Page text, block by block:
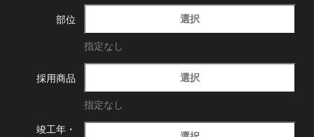
部位 選択
指定なし
採用商品 選択
指定なし
竣工年・